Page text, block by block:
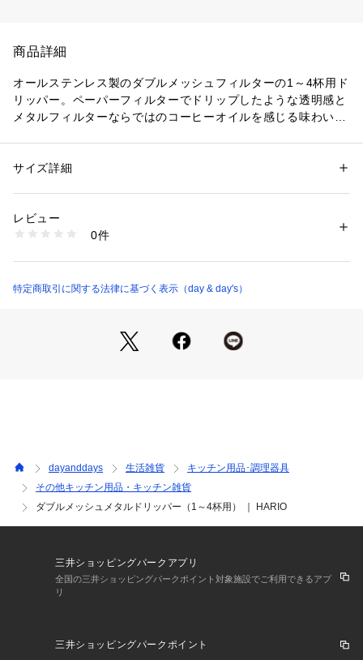
商品詳細
オールステンレス製のダブルメッシュフィルターの1～4杯用ド
リッパー。ペーパーフィルターでドリップしたような透明感と
メタルフィルターならではのコーヒーオイルを感じる味わいを
性別：レディース
品・キッチン雑貨
5200000000618
サイズ詳細
レビュー
0件
特定商取引に関する法律に基づく表示（day & day's）
dayanddays 生活雑貨
キッチン用品･調理器具
その他キッチン用品・キッチン雑貨
ダブルメッシュメタルドリッパー（1～4杯用） ｜ HARIO
三井ショッピングパークアプリ
全国の三井ショッピングパークポイント対象施設でご利用できるアプ
リ
三井ショッピングパークポイント